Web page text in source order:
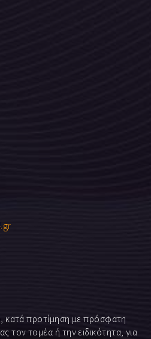
κατά προτίμηση με πρόσφατη
τομέα ή την ειδικότητα, για